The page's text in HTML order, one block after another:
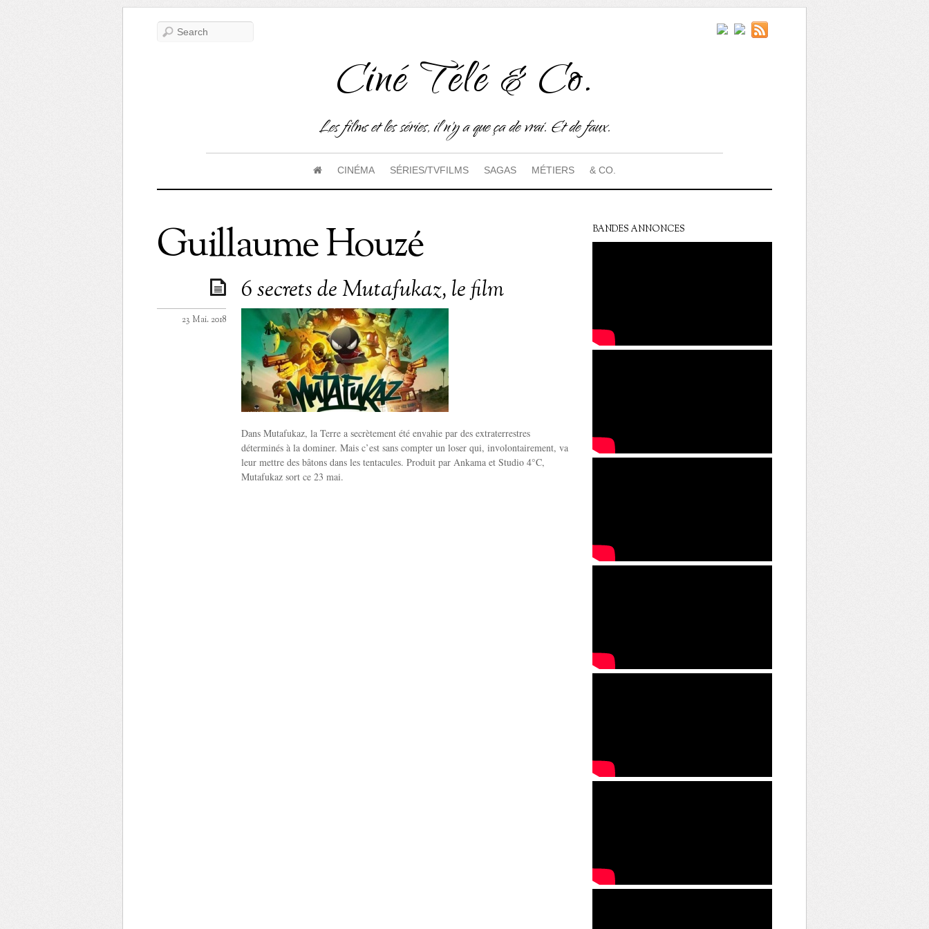
Ciné Télé & Co.
Les films et les séries, il n'y a que ça de vrai. Et de faux.
CINÉMA SÉRIES/TVFILMS SAGAS MÉTIERS & CO.
Guillaume Houzé
6 secrets de Mutafukaz, le film
23 Mai. 2018
Dans Mutafukaz, la Terre a secrètement été envahie par des extraterrestres
déterminés à la dominer. Mais c’est sans compter un loser qui, involontairement, va
leur mettre des bâtons dans les tentacules. Produit par Ankama et Studio 4°C,
Mutafukaz sort ce 23 mai.
BANDES ANNONCES